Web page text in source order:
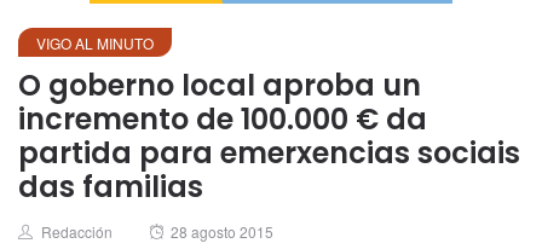
VIGO AL MINUTO
O goberno local aproba un
incremento de 100.000 € da
partida para emerxencias sociais
das familias
Author
Redacción
Posted
28 agosto 2015